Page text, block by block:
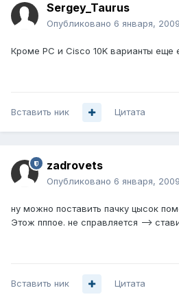
Sergey_Taurus
Опубликовано 6 января, 2009
Кроме PC и Cisco 10K варианты еще
Вставить ник Цитата
zadrovets
Опубликовано 6 января, 2009
ну можно поставить пачку цысок
Этож пппое. не справляется -->
Вставить ник Цитата